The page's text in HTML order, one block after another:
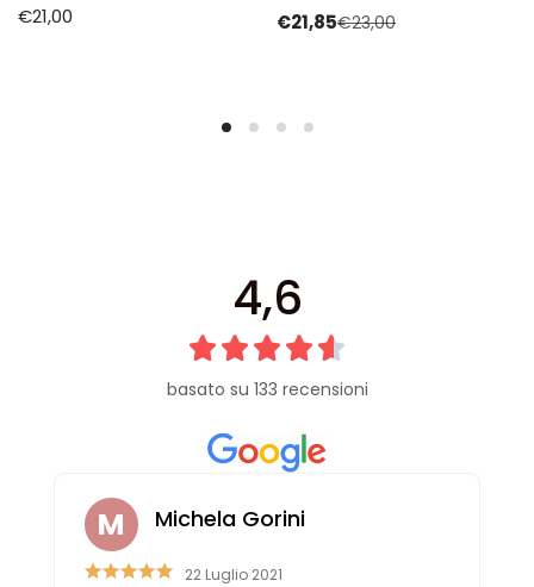
€21,00 €21,85€23,00
4,6
basato su 133 recensioni
Michela Gorini
22 Luglio 2021